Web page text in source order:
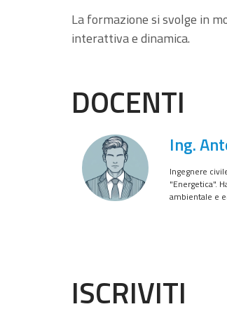
La formazione si svolge in
interattiva e dinamica.
DOCENTI
Ing.
Ingegnere
"Energetica".
ambientale e
ISCRIVITI